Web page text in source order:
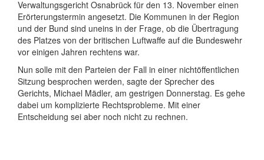
Verwaltungsgericht Osnabrück für den 13. November einen
Erörterungstermin angesetzt. Die Kommunen in der Region
und der Bund sind uneins in der Frage, ob die Übertragung
des Platzes von der britischen Luftwaffe auf die Bundeswehr
vor einigen Jahren rechtens war.
Nun solle mit den Parteien der Fall in einer nichtöffentlichen
Sitzung besprochen werden, sagte der Sprecher des
Gerichts, Michael Mädler, am gestrigen Donnerstag. Es gehe
dabei um komplizierte Rechtsprobleme. Mit einer
Entscheidung sei aber noch nicht zu rechnen.